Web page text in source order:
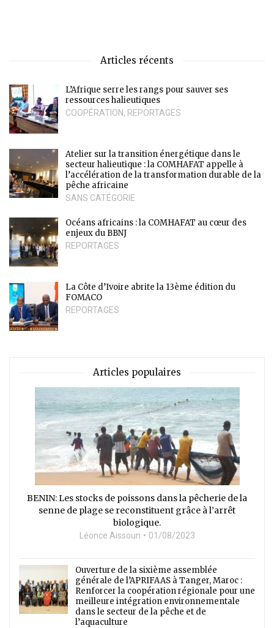
Articles récents
L’Afrique serre les rangs pour sauver ses
ressources halieutiques
COOPÉRATION, REPORTAGES
Atelier sur la transition énergétique dans le
secteur halieutique : la COMHAFAT appelle à
l’accélération de la transformation durable de la
pêche africaine
SANS CATÉGORIE
Océans africains : la COMHAFAT au cœur des
enjeux du BBNJ
REPORTAGES
La Côte d’Ivoire abrite la 13ème édition du
FOMACO
REPORTAGES
Articles populaires
BENIN: Les stocks de poissons dans la pêcherie de la
senne de plage se reconstituent grâce à l’arrêt
biologique.
Léonce Aissoun 01/08/2023
Ouverture de la sixième assemblée
générale de l’APRIFAAS à Tanger, Maroc :
Renforcer la coopération régionale pour une
meilleure intégration environnementale
dans le secteur de la pêche et de
l’aquaculture